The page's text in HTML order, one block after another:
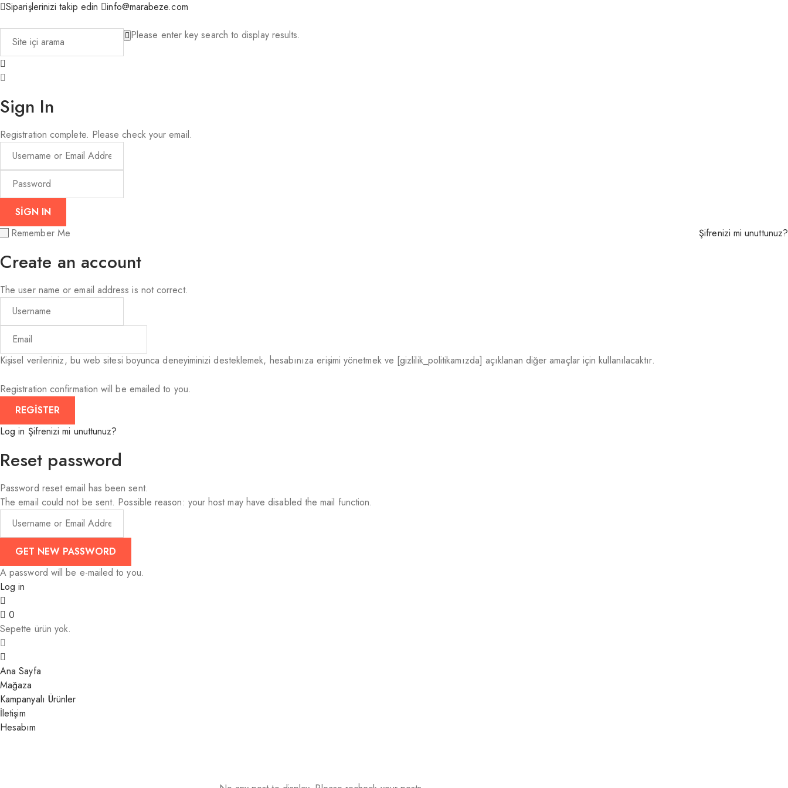
Siparişlerinizi takip edin info@marabeze.com
Please enter key search to display results.
Sign In
Registration complete. Please check your email.
Remember Me Şifrenizi mi unuttunuz?
Create an account
The user name or email address is not correct.
Kişisel verileriniz, bu web sitesi boyunca deneyiminizi desteklemek, hesabınıza erişimi yönetmek ve [gizlilik_politikamızda] açıklanan diğer amaçlar için kullanılacaktır.
Registration confirmation will be emailed to you.
Log in Şifrenizi mi unuttunuz?
Reset password
Password reset email has been sent.
The email could not be sent. Possible reason: your host may have disabled the mail function.
A password will be e-mailed to you.
Log in
0
Sepette ürün yok.
Ana Sayfa
Mağaza
Kampanyalı Ürünler
İletişim
Hesabım